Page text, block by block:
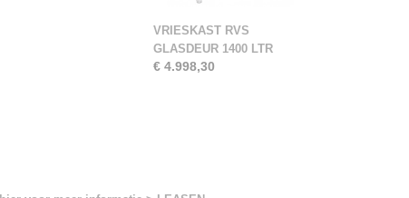
VRIESKAST RVS
GLASDEUR 1400 LTR
€ 4.998,30